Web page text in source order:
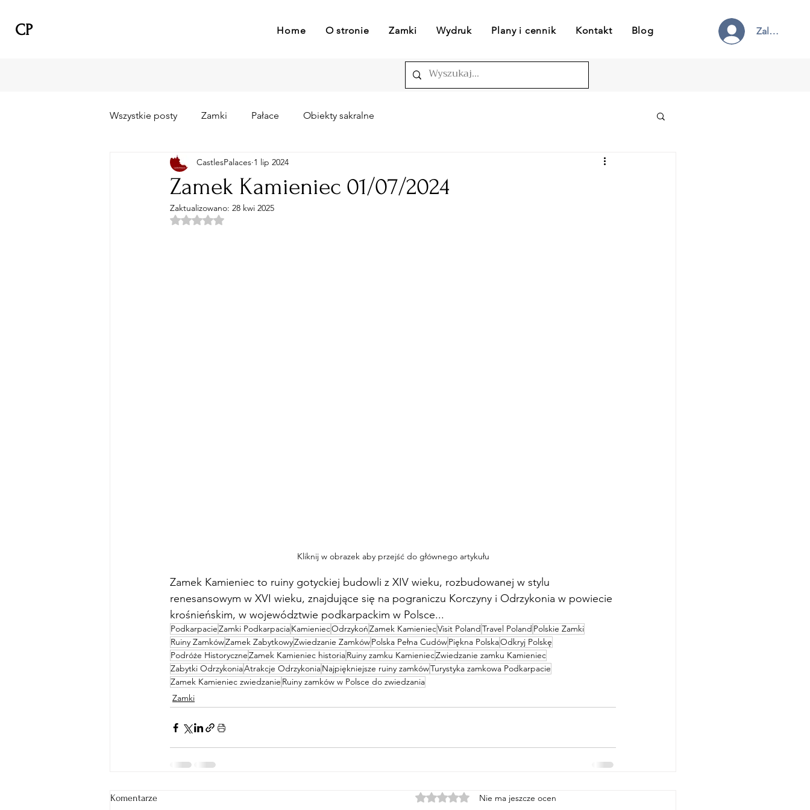
CP Home O stronie Zamki Wydruk Plany i cennik Kontakt Blog Zaloguj się
Wszystkie posty Zamki Pałace Obiekty sakralne
Zamek Kamieniec 01/07/2024
CastlesPalaces 1 lip 2024
Zaktualizowano: 28 kwi 2025
Oceniono na NaN z 5 gwiazdek.
Kliknij w obrazek aby przejść do głównego artykułu
Zamek Kamieniec to ruiny gotyckiej budowli z XIV wieku, rozbudowanej w stylu
renesansowym w XVI wieku, znajdujące się na pograniczu Korczyny i Odrzykonia w powiecie
krośnieńskim, w województwie podkarpackim w Polsce...
PodkarpacieZamki PodkarpaciaKamieniecOdrzykońZamek KamieniecVisit Poland Travel Poland Polskie Zamki
Ruiny ZamkówZamek ZabytkowyZwiedzanie ZamkówPolska Pełna CudówPiękna PolskaOdkryj Polskę
Podróże HistoryczneZamek Kamieniec historiaRuiny zamku KamieniecZwiedzanie zamku Kamieniec
Zabytki OdrzykoniaAtrakcje OdrzykoniaNajpiękniejsze ruiny zamkówTurystyka zamkowa Podkarpacie
Zamek Kamieniec zwiedzanie Ruiny zamków w Polsce do zwiedzania
Zamki
Komentarze Oceniono na 0 z 5 gwiazdek.
Nie ma jeszcze ocen